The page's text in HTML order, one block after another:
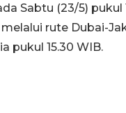
Sabtu (23/5) pukul
rute Dubai-
pukul 15.30 WIB.